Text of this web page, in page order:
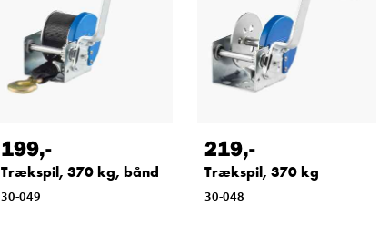
199,-
Trækspil, 370 kg, bånd
30-049
219,-
Trækspil, 370 kg
30-048